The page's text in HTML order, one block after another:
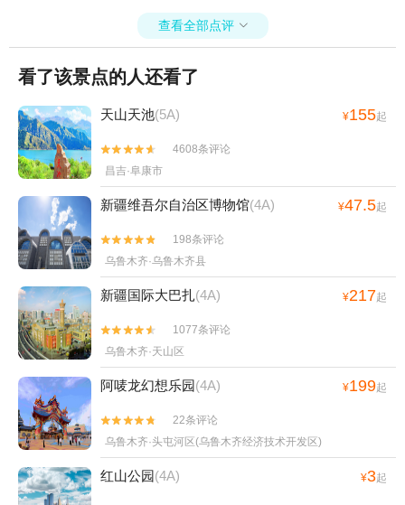
查看全部点评 
看了该景点的人还看了
天山天池(5A) ¥155起


4608条评论
昌吉·阜康市
新疆维吾尔自治区博物馆(4A) ¥47.5起


198条评论
乌鲁木齐·乌鲁木齐县
新疆国际大巴扎(4A) ¥217起


1077条评论
乌鲁木齐·天山区
阿唛龙幻想乐园(4A) ¥199起


22条评论
乌鲁木齐·头屯河区(乌鲁木齐经济技术开发区)
红山公园(4A) ¥3起